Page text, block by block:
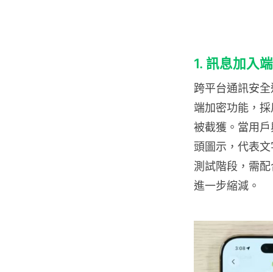
1. 訊息加入
跨平台通訊安
端加密功能，
被截獲。當用
頭圖示，代表
測試階段，需
進一步縮減。